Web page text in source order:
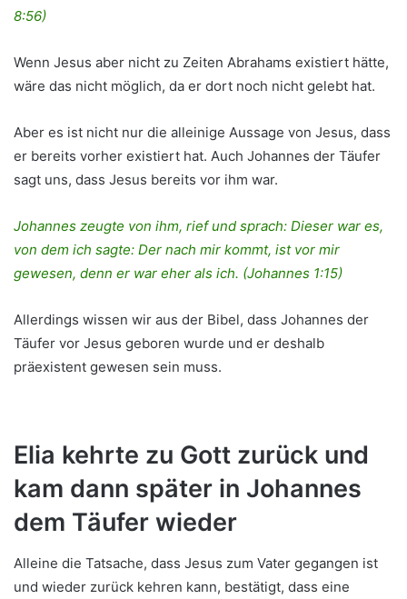
8:56)
Wenn Jesus aber nicht zu Zeiten Abrahams existiert hätte,
wäre das nicht möglich, da er dort noch nicht gelebt hat.
Aber es ist nicht nur die alleinige Aussage von Jesus, dass
er bereits vorher existiert hat. Auch Johannes der Täufer
sagt uns, dass Jesus bereits vor ihm war.
Johannes zeugte von ihm, rief und sprach: Dieser war es,
von dem ich sagte: Der nach mir kommt, ist vor mir
gewesen, denn er war eher als ich. (Johannes 1:15)
Allerdings wissen wir aus der Bibel, dass Johannes der
Täufer vor Jesus geboren wurde und er deshalb
präexistent gewesen sein muss.
Elia kehrte zu Gott zurück und
kam dann später in Johannes
dem Täufer wieder
Alleine die Tatsache, dass Jesus zum Vater gegangen ist
und wieder zurück kehren kann, bestätigt, dass eine